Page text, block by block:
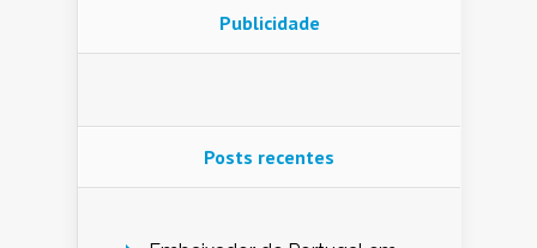
Publicidade
Posts recentes